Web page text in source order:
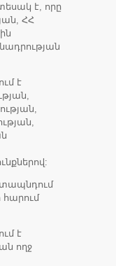
է, որը
ՀՀ
է
է
ողջ